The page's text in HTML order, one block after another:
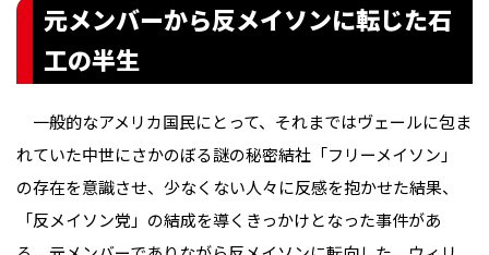
元メンバーから反メイソンに転じた石
工の半生
一般的なアメリカ国民にとって、それまではヴェールに包ま
れていた中世にさかのぼる謎の秘密結社「フリーメイソン」
の存在を意識させ、少なくない人々に反感を抱かせた結果、
「反メイソン党」の結成を導くきっかけとなった事件があ